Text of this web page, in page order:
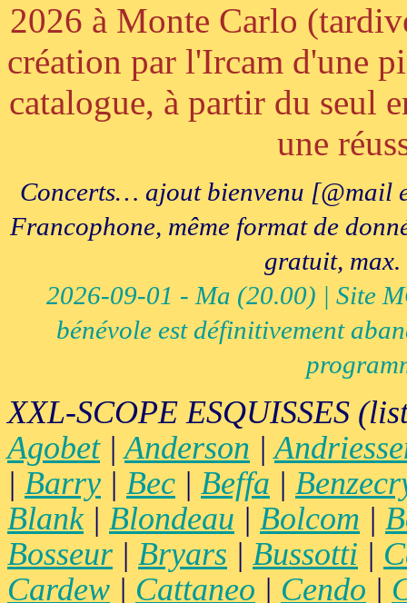
2026 à Monte Carlo
création par l'Ircam d'une
catalogue, à partir du seul
une
Concerts… ajout bienvenu [@mail
Francophone, même format de
gratuit,
2026-09-01 - Ma (20.00) | Site
bénévole est définitivement
XXL-SCOPE ESQUISSES
Agobet|Anderson |
| Barry | Bec | Beffa |
Blank| Blondeau | Bolcom |
Bosseur | Bryars | Bussotti |
Cardew | Cattaneo | Cendo |